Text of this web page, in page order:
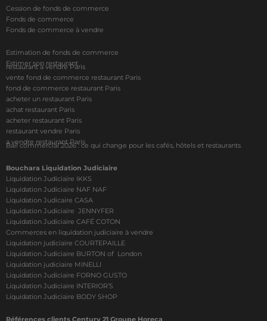
Cession de fonds de commerce
Fonds de commerce
Fonds de commerce à vendre
Estimation de fonds de commerce
Estimer son restaurant
restaurant à vendre Paris
vente fond de commerce restaurant Paris
fond de commerce restaurant Paris
acheter un restaurant Paris
achat restaurant Paris
acheter restaurant Paris
restaurant vendre Paris
a vendre restaurant Paris
Bail commercial 2026 : ce qui change pour les cafés, hôtels et restaurants
Bouchara Liquidation Judiciaire
Liquidation Judiciaire IKKS
Liquidation Judiciaire NAF NAF
Liquidation Judicaire CASA
Liquidation Judiciaire JENNYFER
Liquidation Judiciaire CAFÉ COTON
Commerces en liquidation judiciaire à vendre
Liquidation judiciaire COURTEPAILLE
Liquidation Judiciaire BURTON of London
Liquidation judiciaire MINELLI
Liquidation Judiciaire FORNO GUSTO
Liquidation Judiciaire INTERIOR’S
Liquidation Judiciaire BODY SHOP
Références clients Century 21 Groupe Horeca